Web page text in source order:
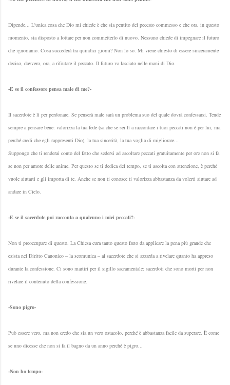
Dipende... L'unica cosa che Dio mi chiede è che sia pentito del peccato commesso e che ora, in questo
momento, sia disposto a lottare per non commetterlo di nuovo. Nessuno chiede di impegnare il futuro
che ignoriamo. Cosa succederà tra quindici giorni? Non lo so. Mi viene chiesto di essere sinceramente
deciso, davvero, ora, a rifiutare il peccato. Il futuro va lasciato nelle mani di Dio.
-E se il confessore pensa male di me?-
Il sacerdote è lì per perdonare. Se penserà male sarà un problema suo del quale dovrà confessarsi. Tende
sempre a pensare bene: valorizza la tua fede (sa che se sei lì a raccontare i tuoi peccati non è per lui, ma
perché credi che egli rappresenti Dio), la tua sincerità, la tua voglia di migliorare...
Suppongo che ti renderai conto del fatto che sedersi ad ascoltare peccati gratuitamente per ore non si fa
se non per amore delle anime. Per questo se ti dedica del tempo, se ti ascolta con attenzione, è perché
vuole aiutarti e gli importa di te. Anche se non ti conosce ti valorizza abbastanza da volerti aiutare ad
andare in Cielo.
-E se il sacerdote poi racconta a qualcuno i miei peccati?-
Non ti preoccupare di questo. La Chiesa cura tanto questo fatto da applicare la pena più grande che
esista nel Diritto Canonico – la scomunica – al sacerdote che si azzarda a rivelare quanto ha appreso
durante la confessione. Ci sono martiri per il sigillo sacramentale: sacerdoti che sono morti per non
rivelare il contenuto della confessione.
-Sono pigro-
Può essere vero, ma non credo che sia un vero ostacolo, perché è abbastanza facile da superare. È come
se uno dicesse che non si fa il bagno da un anno perché è pigro...
-Non ho tempo-